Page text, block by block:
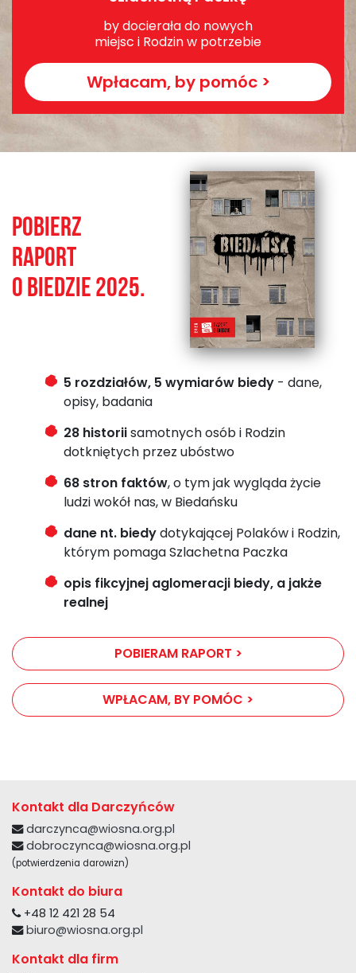
by docierała do nowych
miejsc i Rodzin w potrzebie
Wpłacam, by pomóc >
Pobierz
Raport
o biedzie 2025.
5 rozdziałów, 5 wymiarów biedy - dane,
opisy, badania
28 historiisamotnych osób i Rodzin
dotkniętych przez ubóstwo
68 stron faktów, o tym jak wygląda życie
ludzi wokół nas, w Biedańsku
dane nt. biedydotykającej Polaków i Rodzin,
którym pomaga Szlachetna Paczka
opis fikcyjnej aglomeracji biedy, a jakże
realnej
POBIERAM RAPORT >
WPŁACAM, BY POMÓC >
Kontakt dla Darczyńców
darczynca@wiosna.org.pl
dobroczynca@wiosna.org.pl
(potwierdzenia darowizn)
Kontakt do biura
+48 12 421 28 54
biuro@wiosna.org.pl
Kontakt dla firm